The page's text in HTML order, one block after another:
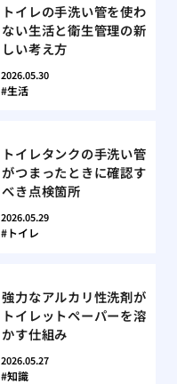
トイレの手洗い管を使わ
ない生活と衛生管理の新
しい考え方
2026.05.30
生活
トイレタンクの手洗い管
がつまったときに確認す
べき点検箇所
2026.05.29
トイレ
強力なアルカリ性洗剤が
トイレットペーパーを溶
かす仕組み
2026.05.27
知識